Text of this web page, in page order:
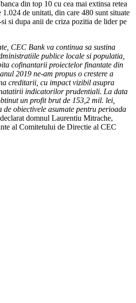
din top 10 cu cea mai extinsa retea
de unitati, din care 480 sunt situate
si dupa anii de criza pozitia de lider pe
CEC Bank va continua sa sustina
publice locale si populatia,
cofinantarii proiectelor finantate din
2019 ne-am propus o crestere a
creditarii, cu impact vizibil asupra
indicatorilor prudentiali. La data
un profit brut de 153,2 mil. lei,
de obiectivele asumate pentru perioada
domnul Laurentiu Mitrache,
al Comitetului de Directie al CEC